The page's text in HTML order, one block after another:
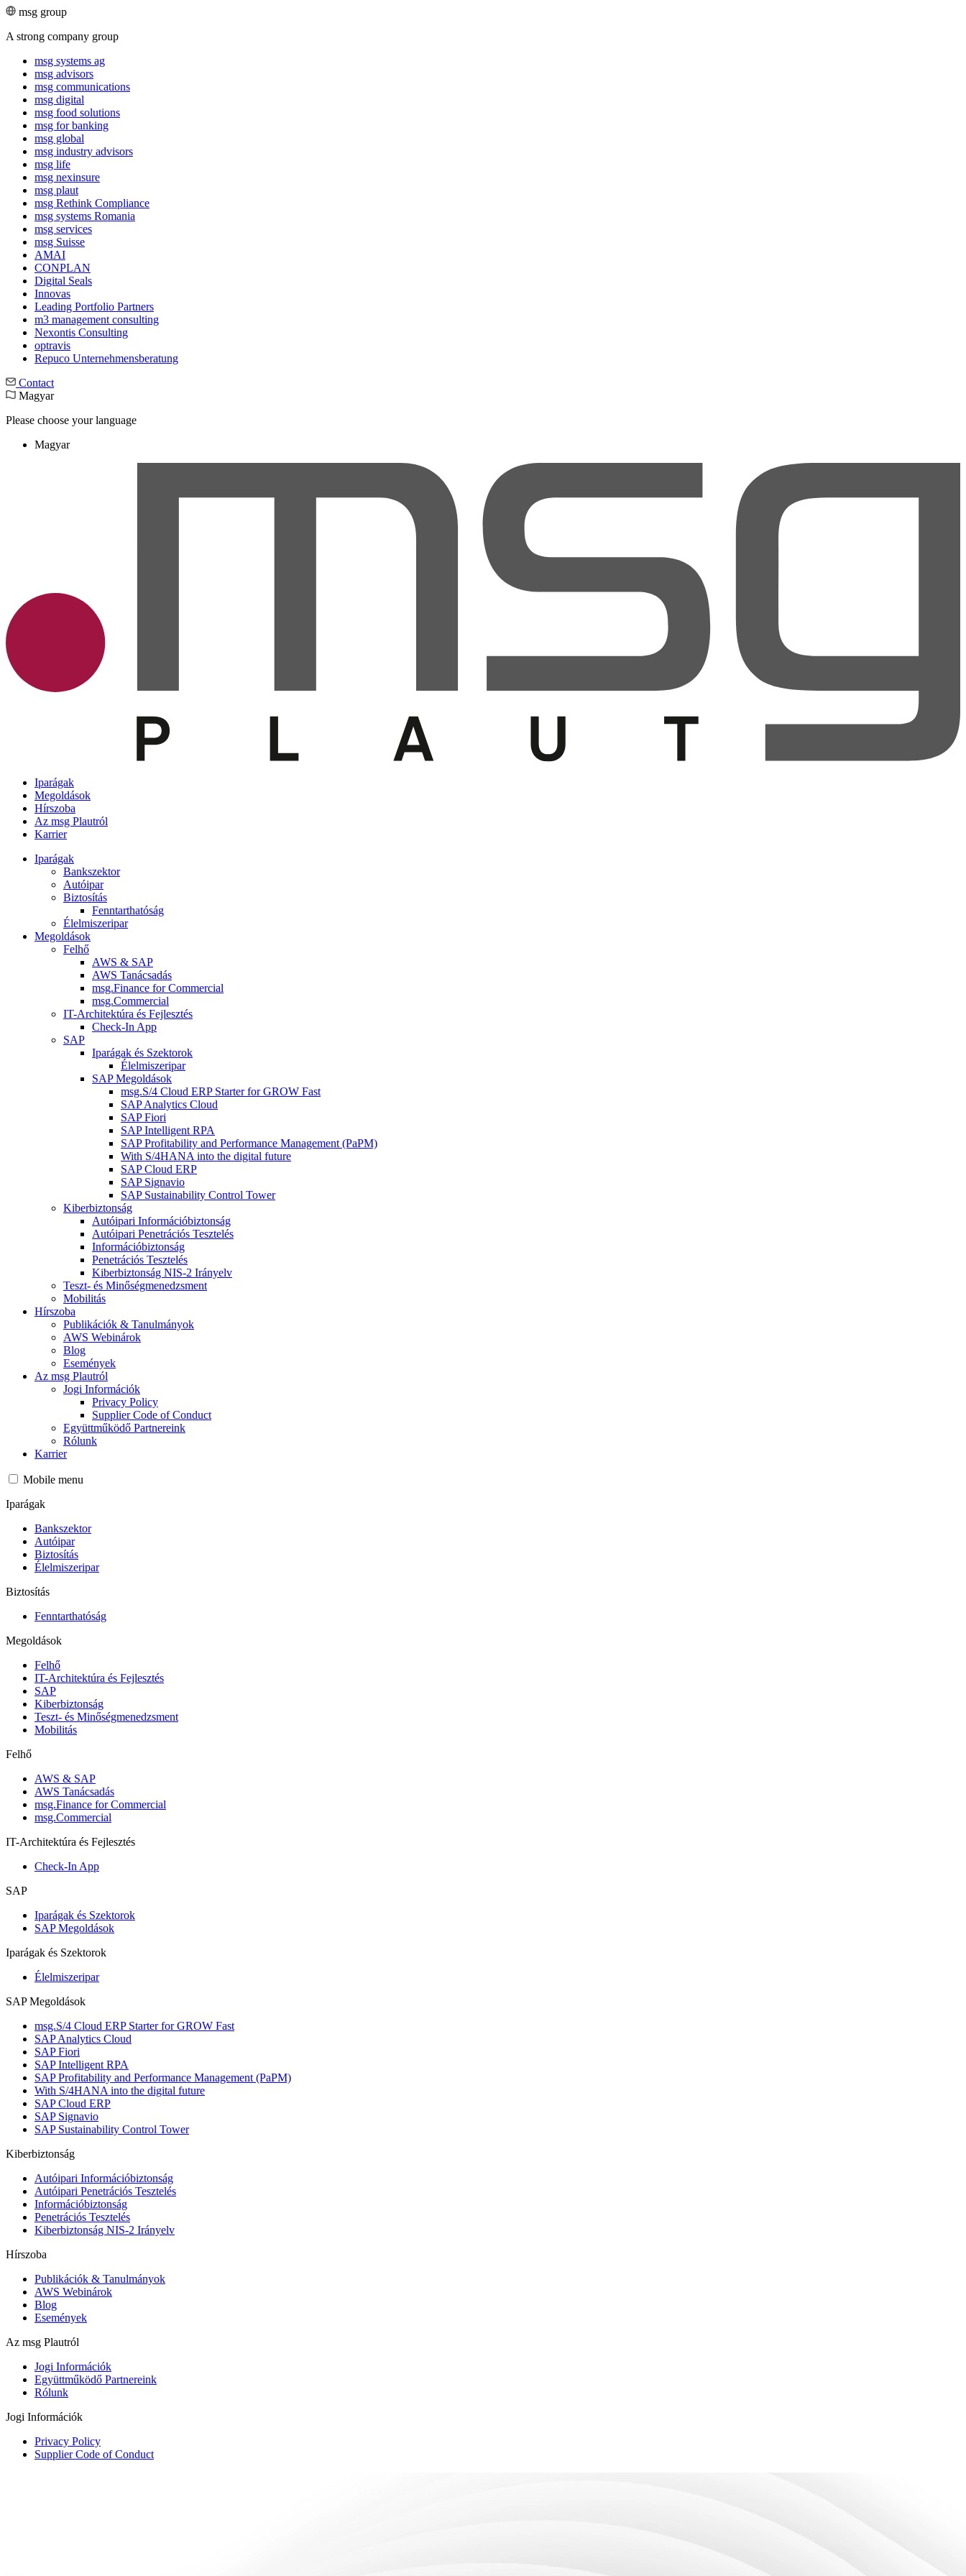
msg group
A strong company group
msg systems ag
msg advisors
msg commu­ni­ca­tions
msg digital
msg food solutions
msg for banking
msg global
msg industry advisors
msg life
msg nexinsure
msg plaut
msg Rethink Compli­ance
msg systems Romania
msg services
msg Suisse
AMAI
CONPLAN
Digital Seals
Innovas
Leading Port­folio Partners
m3 manage­ment consul­ting
Nexontis Consulting
optravis
Repuco Unternehmensberatung
Contact
Magyar
Please choose your language
Magyar
Iparágak
Megoldások
Hírszoba
Az msg Plautról
Karrier
Iparágak
Bankszektor
Autóipar
Biztosítás
Fenntarthatóság
Élelmiszeripar
Megoldások
Felhő
AWS & SAP
AWS Tanácsadás
msg.Finance for Commercial
msg.Commercial
IT-Architektúra és Fejlesztés
Check-In App
SAP
Iparágak és Szektorok
Élelmiszeripar
SAP Megoldások
msg.S/4 Cloud ERP Starter for GROW Fast
SAP Analytics Cloud
SAP Fiori
SAP Intelligent RPA
SAP Profitability and Performance Management (PaPM)
With S/4HANA into the digital future
SAP Cloud ERP
SAP Signavio
SAP Sustainability Control Tower
Kiberbiztonság
Autóipari Információbiztonság
Autóipari Penetrációs Tesztelés
Információbiztonság
Penetrációs Tesztelés
Kiberbiztonság NIS-2 Irányelv
Teszt- és Minőségmenedzsment
Mobilitás
Hírszoba
Publikációk & Tanulmányok
AWS Webinárok
Blog
Események
Az msg Plautról
Jogi Információk
Privacy Policy
Supplier Code of Conduct
Együttműködő Partnereink
Rólunk
Karrier
Mobile menu
Iparágak
Bankszektor
Autóipar
Biztosítás
Élelmiszeripar
Biztosítás
Fenntarthatóság
Megoldások
Felhő
IT-Architektúra és Fejlesztés
SAP
Kiberbiztonság
Teszt- és Minőségmenedzsment
Mobilitás
Felhő
AWS & SAP
AWS Tanácsadás
msg.Finance for Commercial
msg.Commercial
IT-Architektúra és Fejlesztés
Check-In App
SAP
Iparágak és Szektorok
SAP Megoldások
Iparágak és Szektorok
Élelmiszeripar
SAP Megoldások
msg.S/4 Cloud ERP Starter for GROW Fast
SAP Analytics Cloud
SAP Fiori
SAP Intelligent RPA
SAP Profitability and Performance Management (PaPM)
With S/4HANA into the digital future
SAP Cloud ERP
SAP Signavio
SAP Sustainability Control Tower
Kiberbiztonság
Autóipari Információbiztonság
Autóipari Penetrációs Tesztelés
Információbiztonság
Penetrációs Tesztelés
Kiberbiztonság NIS-2 Irányelv
Hírszoba
Publikációk & Tanulmányok
AWS Webinárok
Blog
Események
Az msg Plautról
Jogi Információk
Együttműködő Partnereink
Rólunk
Jogi Információk
Privacy Policy
Supplier Code of Conduct